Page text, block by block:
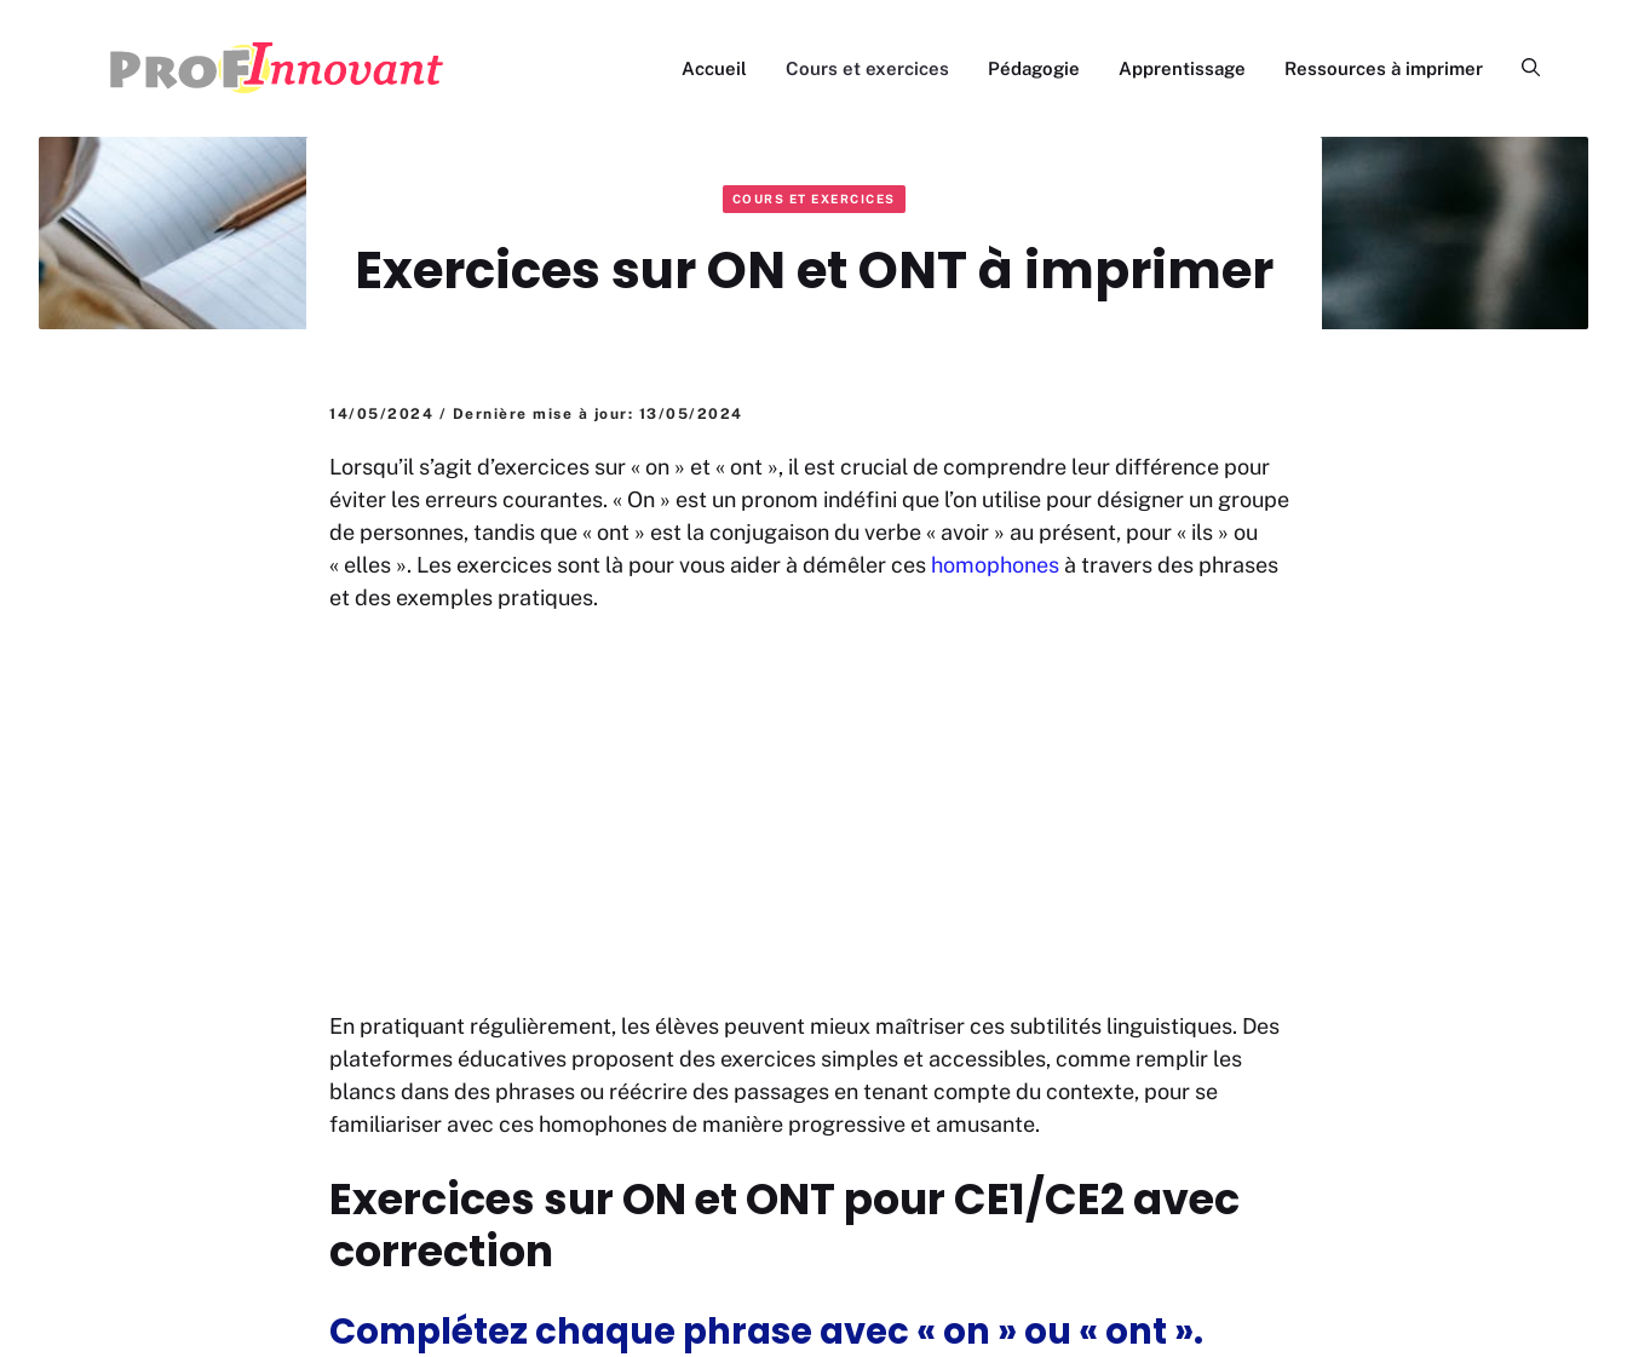
Accueil Cours et exercices Pédagogie Apprentissage Ressources à imprimer
COURS ET EXERCICES
Exercices sur ON et ONT à imprimer
14/05/2024 / Dernière mise à jour: 13/05/2024
Lorsqu’il s’agit d’exercices sur « on » et « ont », il est crucial de comprendre leur différence pour
éviter les erreurs courantes. « On » est un pronom indéfini que l’on utilise pour désigner un groupe
de personnes, tandis que « ont » est la conjugaison du verbe « avoir » au présent, pour « ils » ou
« elles ». Les exercices sont là pour vous aider à démêler ces homophones à travers des phrases
et des exemples pratiques.
En pratiquant régulièrement, les élèves peuvent mieux maîtriser ces subtilités linguistiques. Des
plateformes éducatives proposent des exercices simples et accessibles, comme remplir les
blancs dans des phrases ou réécrire des passages en tenant compte du contexte, pour se
familiariser avec ces homophones de manière progressive et amusante​​.
Exercices sur ON et ONT pour CE1/CE2 avec
correction
Complétez chaque phrase avec « on » ou « ont ».